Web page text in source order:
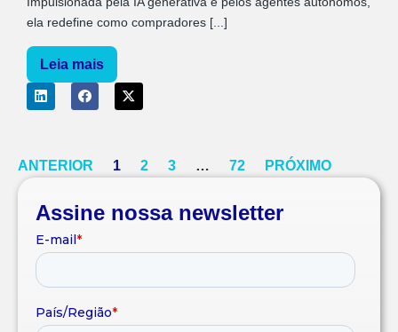
ela redefine como compradores [...]
Leia mais
ANTERIOR 1 2 3 … 72 PRÓXIMO
Assine nossa newsletter